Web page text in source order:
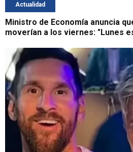
Actualidad
Ministro de Economía anuncia
moverían a los viernes: "Lunes